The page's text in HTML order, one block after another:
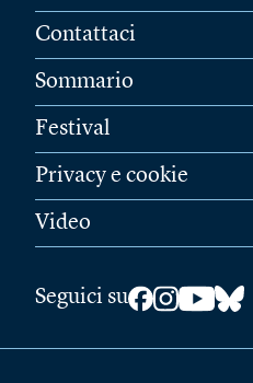
Contattaci
Sommario
Festival
Privacy e cookie
Video
Seguici su